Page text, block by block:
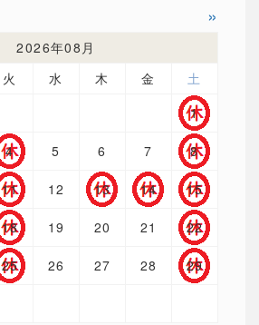
»
2026年08月
火 水 木 金
土
1
4 5 6 7 8
11 12 13 14 15
18 19 20 21 22
25 26 27 28 29